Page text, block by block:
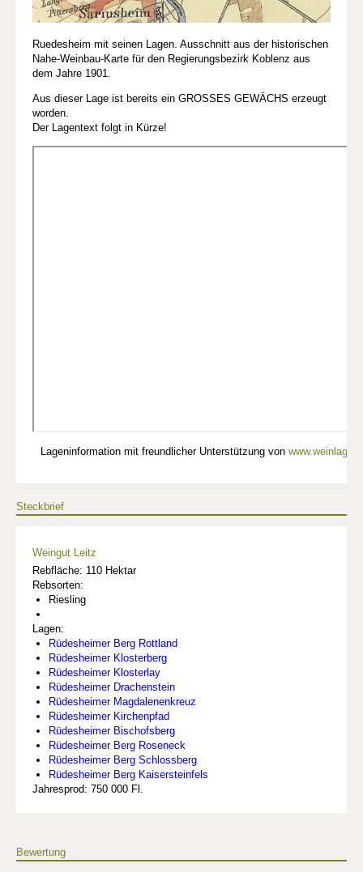
Ruedesheim mit seinen Lagen. Ausschnitt aus der historischen
Nahe-Weinbau-Karte für den Regierungsbezirk Koblenz aus
dem Jahre 1901.
Aus dieser Lage ist bereits ein GROSSES GEWÄCHS erzeugt
worden.
Der Lagentext folgt in Kürze!
Lageninformation mit freundlicher Unterstützung von
Steckbrief
Weingut Leitz
Rebfläche: 110 Hektar
Rebsorten:
Riesling
Lagen:
Rüdesheimer Berg Rottland
Rüdesheimer Klosterberg
Rüdesheimer Klosterlay
Rüdesheimer Drachenstein
Rüdesheimer Magdalenenkreuz
Rüdesheimer Kirchenpfad
Rüdesheimer Bischofsberg
Rüdesheimer Berg Roseneck
Rüdesheimer Berg Schlossberg
Rüdesheimer Berg Kaisersteinfels
Jahresprod: 750 000 Fl.
Bewertung